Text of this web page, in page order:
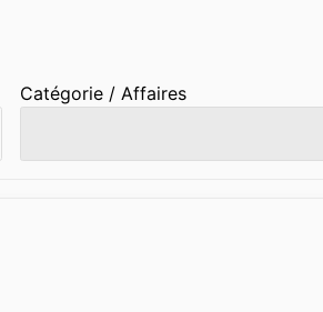
Catégorie / Affaires